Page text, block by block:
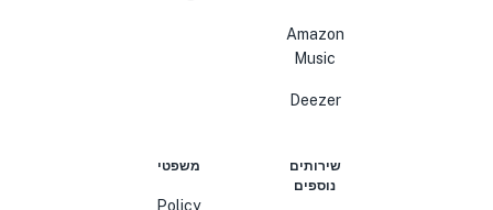
Amazon
Music
Deezer
שירותים
נוספים
משפטי
Policy